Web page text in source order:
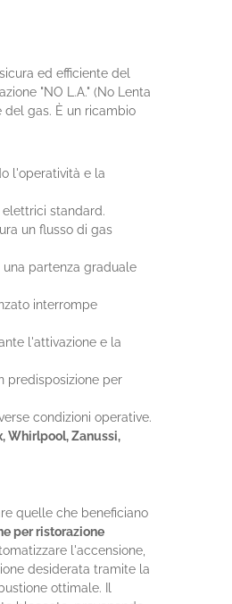
ed efficiente del
"NO L.A." (No Lenta
gas. È un ricambio
l'operatività e la
standard.
un flusso di gas
partenza graduale
interrompe
l'attivazione e la
predisposizione per
condizioni operative.
Whirlpool, Zanussi,
quelle che beneficiano
per ristorazione
l'accensione,
desiderata tramite la
ottimale. Il